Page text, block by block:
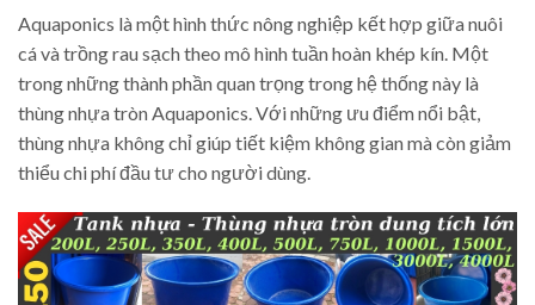
Aquaponics là một hình thức nông nghiệp kết hợp giữa nuôi
cá và trồng rau sạch theo mô hình tuần hoàn khép kín. Một
trong những thành phần quan trọng trong hệ thống này là
thùng nhựa tròn Aquaponics. Với những ưu điểm nổi bật,
thùng nhựa không chỉ giúp tiết kiệm không gian mà còn giảm
thiểu chi phí đầu tư cho người dùng.